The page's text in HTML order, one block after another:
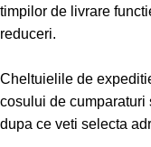
timpilor de livrare
reduceri.
Cheltuielile de
cosului de cumparaturi
dupa ce veti selecta